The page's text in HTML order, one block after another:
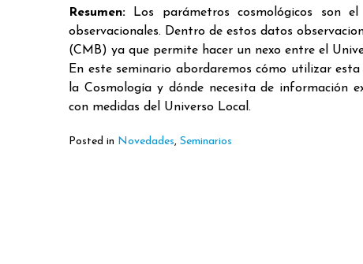
Resumen: Los parámetros cosmológicos son
observacionales. Dentro de estos datos
(CMB) ya que permite hacer un nexo entre el
En este seminario abordaremos cómo utilizar
la Cosmología y dónde necesita de información
con medidas del Universo Local.
Posted in Novedades, Seminarios